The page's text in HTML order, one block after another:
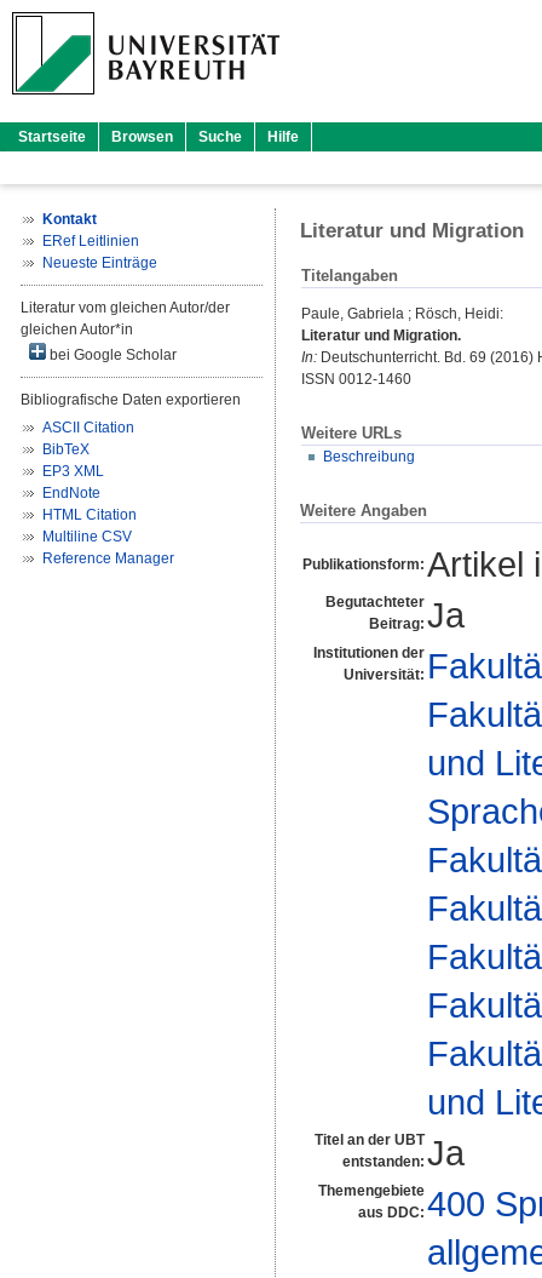
Startseite Browsen Suche Hilfe
Kontakt
ERef Leitlinien
Neueste Einträge
Literatur vom gleichen Autor/der
gleichen Autor*in
bei Google Scholar
Bibliografische Daten exportieren
ASCII Citation
BibTeX
EP3 XML
EndNote
HTML Citation
Multiline CSV
Reference Manager
Literatur und Migration
Titelangaben
Paule, Gabriela ; Rösch, Heidi:
Literatur und Migration.
In: Deutschunterricht. Bd. 69 (2016)
ISSN 0012-1460
Weitere URLs
Beschreibung
Weitere Angaben
Publikationsform: Artikel
Begutachteter
Beitrag: Ja
Institutionen der
Universität:
und
und
Titel an der UBT
entstanden: Ja
Themengebiete
aus DDC: 400